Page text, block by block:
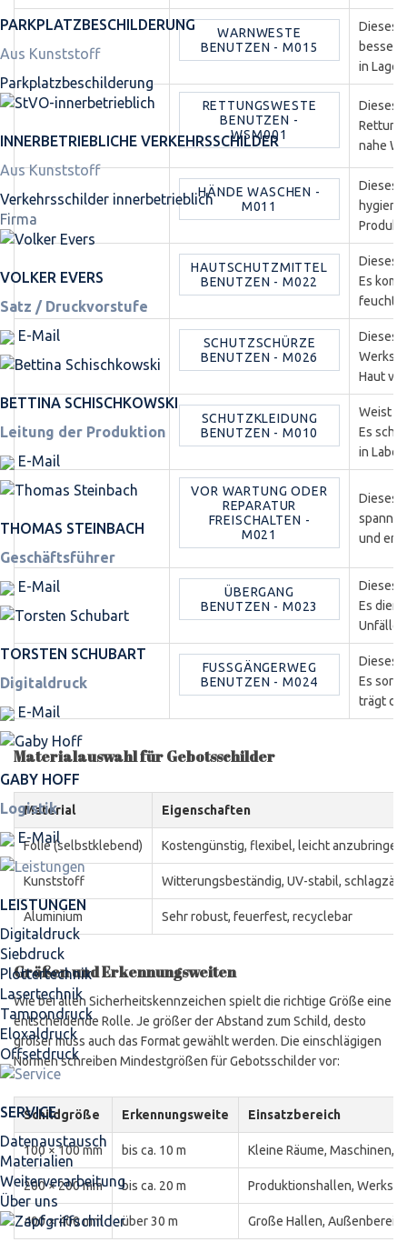
PARKPLATZ­BESCHILDERUNG
Aus Kunststoff
Parkplatz­beschilderung
INNER­BETRIEBLICHE VERKEHRS­SCHILDER
Aus Kunststoff
Verkehrsschilder innerbetrieblich
Firma
VOLKER EVERS
Satz / Druckvorstufe
E-Mail
BETTINA SCHISCHKOWSKI
Leitung der Produktion
E-Mail
THOMAS STEINBACH
Geschäftsführer
E-Mail
TORSTEN SCHUBART
Digitaldruck
E-Mail
GABY HOFF
Logistik
E-Mail
LEISTUNGEN
Digitaldruck
Siebdruck
Plottertechnik
Lasertechnik
Tampondruck
Eloxaldruck
Offsetdruck
SERVICE
Datenaustausch
Materialien
Weiterverarbeitung
Über uns
WARNWESTE
BENUTZEN - M015
Dieses
in
RETTUNGSWESTE
BENUTZEN -
WSM001
Dieses
nahe
HÄNDE WASCHEN -
M011
Dieses
HAUTSCHUTZMITTEL
BENUTZEN - M022
Dieses
Es
SCHUTZSCHÜRZE
BENUTZEN - M026
Dieses
Haut
SCHUTZKLEIDUNG
BENUTZEN - M010
Weist
Es
in
VOR WARTUNG ODER
REPARATUR
FREISCHALTEN -
M021
Dieses
und
ÜBERGANG
BENUTZEN - M023
Dieses
Es
Unfälle
FUSSGÄNGERWEG B
ENUTZEN - M024
Dieses
Es
trägt
Materialauswahl für Gebotsschilder
Material Eigenschaften
Folie (selbstklebend) Kostengünstig, flexibel, leicht anzubringen
Kunststoff Witterungsbeständig, UV-stabil, schlagzäh
Aluminium Sehr robust, feuerfest, recyclebar
Größen und Erkennungsweiten
Wie bei allen Sicherheitskennzeichen spielt die richtige Größe eine
entscheidende Rolle. Je größer der Abstand zum Schild, desto
größer muss auch das Format gewählt werden. Die einschlägigen
Normen schreiben Mindestgrößen für Gebotsschilder vor:
Schildgröße Erkennungsweite Einsatzbereich
100 × 100 mm bis ca. 10 m Kleine Räume, Maschinen,
200 × 200 mm bis ca. 20 m Produktionshallen,
400 × 400 mm über 30 m Große Hallen,